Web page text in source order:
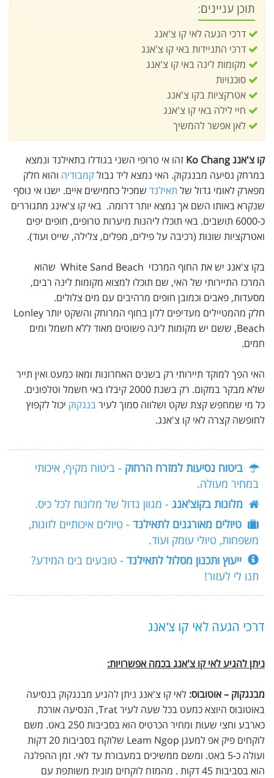
תוכן עניינים:
דרכי הגעה לאי קו צ'אנג
דרכי התניידות באי קו צ'אנג
מקומות לינה באי קו צ'אנג
סוכנויות
אטרקציות בקו צ'אנג
חיי לילה באי קו צ'אנג
לאן אפשר להמשיך
קו צ'אנג Ko Chang
זהו אי טרופי השני בגודלו בתאילנד ונמצא
במרחק נסיעה מבנגקוק. האי נמצא ליד גבולקמבודיה והוא חלק
מפארק לאומי גדול של תאילנד שמכיל כחמישים איים. ישנו אי נוסף
שנקרא באותו השם אך נמצא יותר דרומה. באי קו צ'אינג מתגוררים
כ-6000 תושבים. באי תוכלו ליהנות מיערות טרופים, חופים יפים
ואטרקציות שונות (רכיבה על פילים, מפלים, צלילה, שייט ועוד).
בקו צ'אנג יש את החוף המרכזי White Sand Beach שהוא
המרכז התיירותי של האי, שם תוכלו למצוא מקומות לינה רבים,
מסעדות, פאבים וכמובן חופים מרהיבים עם מים צלולים.
חלק מהמטיילים מעדיפים ללון בחוף המרוחק והשקט יותר Lonley
Beach, ששם יש מקומות לינה פשוטים מאוד ללא חשמל ומים
חמים.
האי הפך למוקד תיירותי רק בשנים האחרונות ומאז כמעט ואין תייר
שלא מבקר במקום. רק בשנת 2000 קיבלו באי חשמל וטלפונים.
כל מי שמחפש קצת שקט ושלווה סמוך לעירבנגקוק יכול לקפוץ
לחופשה קצרה לאי קו צ'אנג.
ביטוח נסיעות למזרח הרחוק - ביטוח מקיף, איכותי
במחיר מעולה.
מלונות בקוצ'אנג - מגוון גדול של מלונות לכל כיס.
טיולים מאורגנים לתאילנד - טיולים איכותיים לזוגות,
משפחות, טיולי עומק ועוד.
ייעוץ ותכנון מסלול לתאילנד - טובעים בים המידע?
תנו לי לעזור!
דרכי הגעה לאי קו צ'אנג
ניתן להגיע לאי קו צ'אנג בכמה אפשרויות:
מבנגקוק – אוטובוס: לאי קו צ'אנג ניתן להגיע מבנגקוק בנסיעה
באוטובוס היוצא כמעט בכל שעה לעיר Trat, הנסיעה אורכת
כארבע וחצי שעות ומחיר הכרטיס הוא בסביבות 250 באט. משם
לוקחים פיק אפ למעגן Leam Ngop שלוקח בסביבות 20 דקות
ועולה כ-5 באט. ומשם ממשיכים במעבורת עד לאי. זמן ההפלגה
הוא בסביבות 45 דקות . מהמזח לוקחים מונית משותפת עם